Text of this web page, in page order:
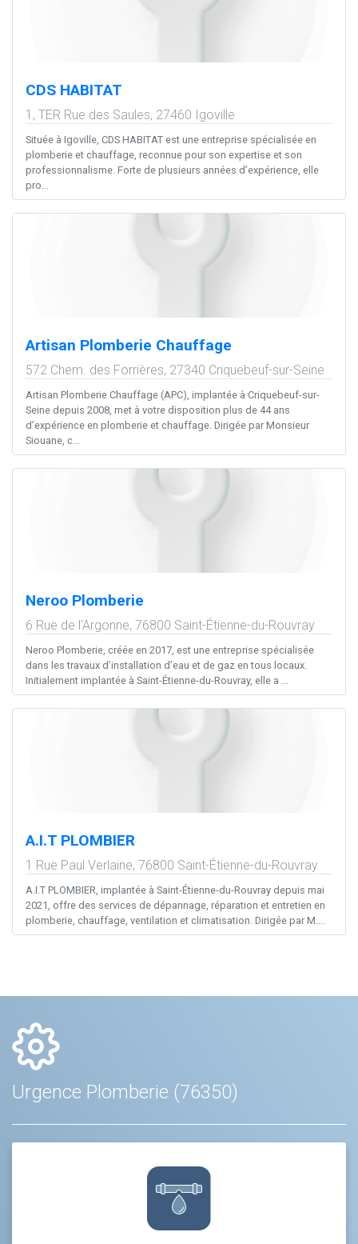
CDS HABITAT
1, TER Rue des Saules, 27460 Igoville
Située à Igoville, CDS HABITAT est une entreprise spécialisée en
plomberie et chauffage, reconnue pour son expertise et son
professionnalisme. Forte de plusieurs années d’expérience, elle
pro...
Artisan Plomberie Chauffage
572 Chem. des Forrières, 27340 Criquebeuf-sur-Seine
Artisan Plomberie Chauffage (APC), implantée à Criquebeuf-sur-
Seine depuis 2008, met à votre disposition plus de 44 ans
d’expérience en plomberie et chauffage. Dirigée par Monsieur
Siouane, c...
Neroo Plomberie
6 Rue de l'Argonne, 76800 Saint-Étienne-du-Rouvray
Neroo Plomberie, créée en 2017, est une entreprise spécialisée
dans les travaux d’installation d’eau et de gaz en tous locaux.
Initialement implantée à Saint-Étienne-du-Rouvray, elle a ...
A.I.T PLOMBIER
1 Rue Paul Verlaine, 76800 Saint-Étienne-du-Rouvray
A.I.T PLOMBIER, implantée à Saint-Étienne-du-Rouvray depuis mai
2021, offre des services de dépannage, réparation et entretien en
plomberie, chauffage, ventilation et climatisation. Dirigée par M....
Urgence Plomberie (76350)